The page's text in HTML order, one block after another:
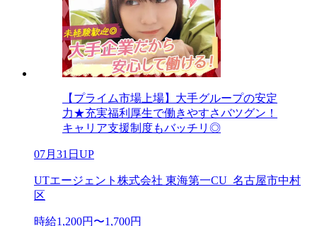
【プライム市場上場】大手グループの安定
力★充実福利厚生で働きやすさバツグン！
キャリア支援制度もバッチリ◎
07月31日UP
UTエージェント株式会社 東海第一CU_名古屋市中村
区
時給1,200円〜1,700円